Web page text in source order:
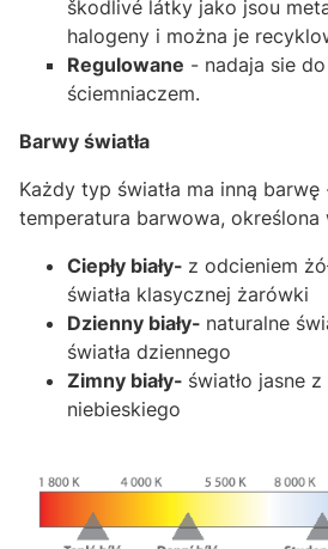
škodlivé látky jako jsou
halogeny i można je
Regulowane - nadaja sie
ściemniaczem.
Barwy światła
Każdy typ światła ma inną barwę
temperatura barwowa, określona
Ciepły biały- z odcieniem
światła klasycznej żarówki
Dzienny biały- naturalne
światła dziennego
Zimny biały- światło jasne
niebieskiego